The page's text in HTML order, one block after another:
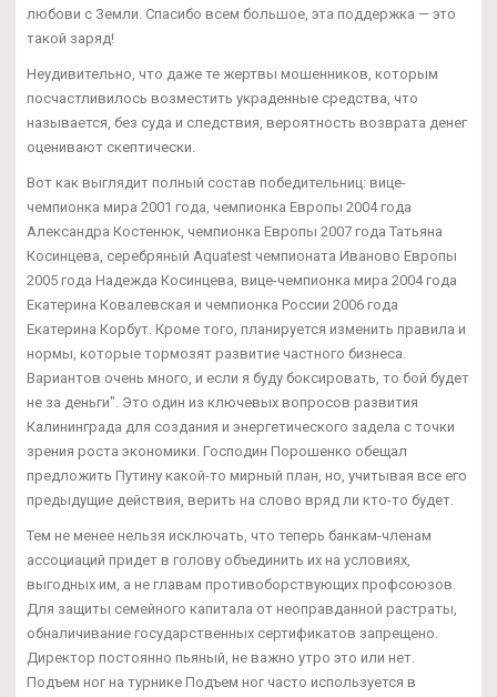
любови с Земли. Спасибо всем большое, эта поддержка — это
такой заряд!
Неудивительно, что даже те жертвы мошенников, которым
посчастливилось возместить украденные средства, что
называется, без суда и следствия, вероятность возврата денег
оценивают скептически.
Вот как выглядит полный состав победительниц: вице-
чемпионка мира 2001 года, чемпионка Европы 2004 года
Александра Костенюк, чемпионка Европы 2007 года Татьяна
Косинцева, серебряный Aquatest чемпионата Иваново Европы
2005 года Надежда Косинцева, вице-чемпионка мира 2004 года
Екатерина Ковалевская и чемпионка России 2006 года
Екатерина Корбут. Кроме того, планируется изменить правила и
нормы, которые тормозят развитие частного бизнеса.
Вариантов очень много, и если я буду боксировать, то бой будет
не за деньги". Это один из ключевых вопросов развития
Калининграда для создания и энергетического задела с точки
зрения роста экономики. Господин Порошенко обещал
предложить Путину какой-то мирный план, но, учитывая все его
предыдущие действия, верить на слово вряд ли кто-то будет.
Тем не менее нельзя исключать, что теперь банкам-членам
ассоциаций придет в голову объединить их на условиях,
выгодных им, а не главам противоборствующих профсоюзов.
Для защиты семейного капитала от неоправданной растраты,
обналичивание государственных сертификатов запрещено.
Директор постоянно пьяный, не важно утро это или нет.
Подъем ног на турнике Подъем ног часто используется в